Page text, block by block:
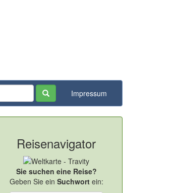
Impressum
Reisenavigator
Sie suchen eine Reise?
Geben Sie ein Suchwortein: